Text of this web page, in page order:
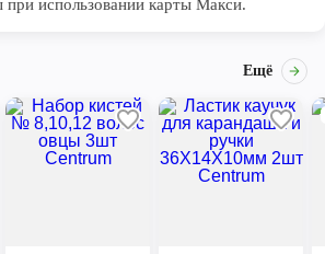
использовании карты Макси.
Ещё